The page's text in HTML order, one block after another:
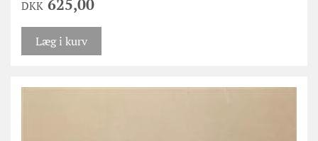
DKK 625,00
Læg i kurv